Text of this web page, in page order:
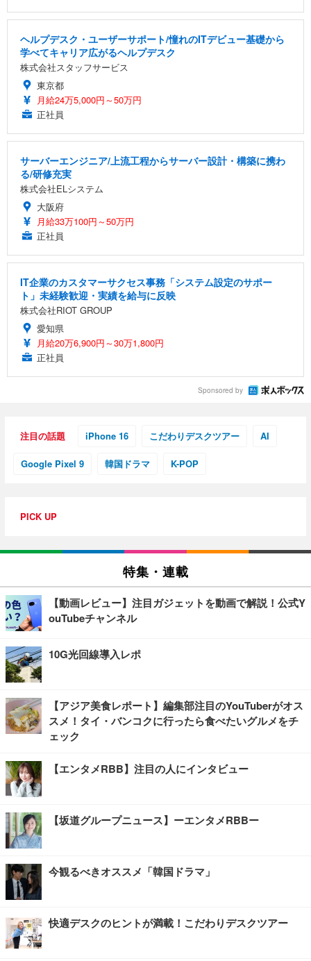
ヘルプデスク・ユーザーサポート/憧れのITデビュー基礎から
学べてキャリア広がるヘルプデスク
株式会社スタッフサービス
東京都
月給24万5,000円～50万円
正社員
サーバーエンジニア/上流工程からサーバー設計・構築に携わ
る/研修充実
株式会社ELシステム
大阪府
月給33万100円～50万円
正社員
IT企業のカスタマーサクセス事務「システム設定のサポー
ト」未経験歓迎・実績を給与に反映
株式会社RIOT GROUP
愛知県
月給20万6,900円～30万1,800円
正社員
Sponsored by
注目の話題 iPhone 16 こだわりデスクツアー AI
Google Pixel 9 韓国ドラマ K-POP
PICK UP
特集・連載
【動画レビュー】注目ガジェットを動画で解説！公式Y
ouTubeチャンネル
10G光回線導入レポ
【アジア美食レポート】編集部注目のYouTuberがオス
スメ！タイ・バンコクに行ったら食べたいグルメをチ
ェック
【エンタメRBB】注目の人にインタビュー
【坂道グループニュース】ーエンタメRBBー
今観るべきオススメ「韓国ドラマ」
快適デスクのヒントが満載！こだわりデスクツアー